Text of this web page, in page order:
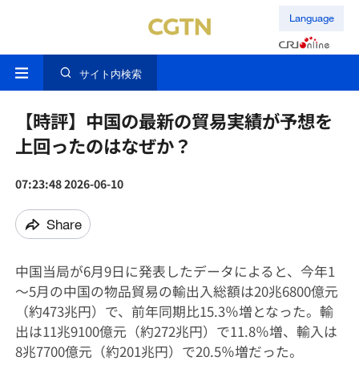
Language
サイト内検索
【時評】中国の最新の貿易実績が予想を
上回ったのはなぜか？
07:23:48 2026-06-10
Share
中国当局が6月9日に発表したデータによると、今年1
～5月の中国の物品貿易の輸出入総額は20兆6800億元
（約473兆円）で、前年同期比15.3％増となった。輸
出は11兆9100億元（約272兆円）で11.8％増、輸入は
8兆7700億元（約201兆円）で20.5％増だった。